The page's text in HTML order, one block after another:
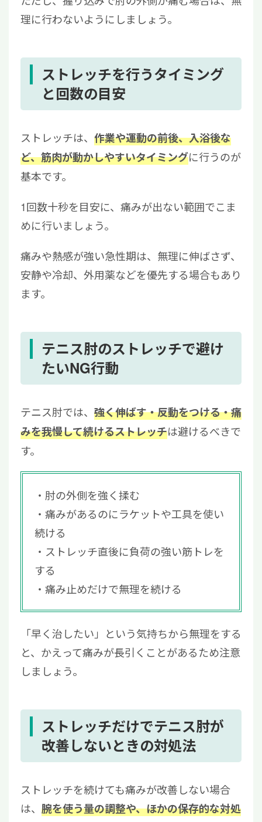
理に行わないようにしましょう。
ストレッチを行うタイミング
と回数の目安
ストレッチは、 作業や運動の前後、入浴後な
ど、筋肉が動かしやすいタイミングに行うのが
基本です。
1回数十秒を目安に、痛みが出ない範囲でこま
めに行いましょう。
痛みや熱感が強い急性期は、無理に伸ばさず、
安静や冷却、外用薬などを優先する場合もあり
ます。
テニス肘のストレッチで避け
たいNG行動
テニス肘では、 強く伸ばす・反動をつける・痛
みを我慢して続けるストレッチは避けるべきで
す。
肘の外側を強く揉む
痛みがあるのにラケットや工具を使い
続ける
ストレッチ直後に負荷の強い筋トレを
する
痛み止めだけで無理を続ける
「早く治したい」という気持ちから無理をする
と、かえって痛みが長引くことがあるため注意
しましょう。
ストレッチだけでテニス肘が
改善しないときの対処法
ストレッチを続けても痛みが改善しない場合
は、 腕を使う量の調整や、ほかの保存的な対処